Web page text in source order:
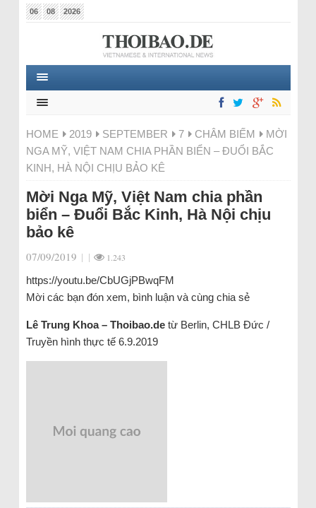
06 08 2026
HOME 2019 SEPTEMBER 7 CHÂM BIẾM
MỜI
NGA MỸ, VIỆT NAM CHIA PHẦN BIỂN – ĐUỔI BẮC
KINH, HÀ NỘI CHỊU BẢO KÊ
Mời Nga Mỹ, Việt Nam chia phần
biển – Đuổi Bắc Kinh, Hà Nội chịu
bảo kê
07/09/2019 | | 1.243
https://youtu.be/CbUGjPBwqFM
Mời các bạn đón xem, bình luận và cùng chia sẻ
Lê Trung Khoa – Thoibao.de từ Berlin, CHLB Đức /
Truyền hình thực tế 6.9.2019